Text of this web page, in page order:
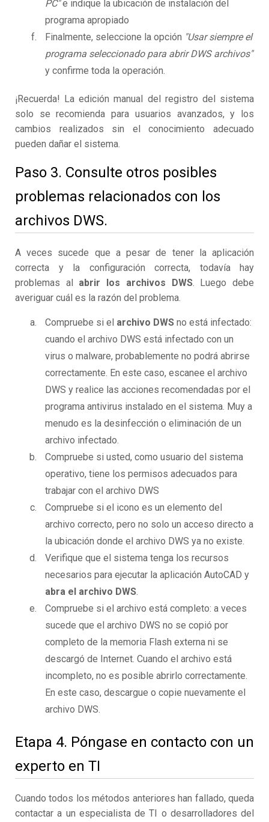
PC"e indique la ubicación de instalación del
programa apropiado
Finalmente, seleccione la opción "Usar siempre el
programa seleccionado para abrir DWS archivos"
y confirme toda la operación.
¡Recuerda! La edición manual del registro del sistema
solo se recomienda para usuarios avanzados, y los
cambios realizados sin el conocimiento adecuado
pueden dañar el sistema.
Paso 3. Consulte otros posibles
problemas relacionados con los
archivos DWS.
A veces sucede que a pesar de tener la aplicación
correcta y la configuración correcta, todavía hay
problemas al abrir los archivos DWS. Luego debe
averiguar cuál es la razón del problema.
Compruebe si el archivo DWS no está infectado:
cuando el archivo DWS está infectado con un
virus o malware, probablemente no podrá abrirse
correctamente. En este caso, escanee el archivo
DWS y realice las acciones recomendadas por el
programa antivirus instalado en el sistema. Muy a
menudo es la desinfección o eliminación de un
archivo infectado.
Compruebe si usted, como usuario del sistema
operativo, tiene los permisos adecuados para
trabajar con el archivo DWS
Compruebe si el icono es un elemento del
archivo correcto, pero no solo un acceso directo a
la ubicación donde el archivo DWS ya no existe.
Verifique que el sistema tenga los recursos
necesarios para ejecutar la aplicación AutoCAD y
abra el archivo DWS.
Compruebe si el archivo está completo: a veces
sucede que el archivo DWS no se copió por
completo de la memoria Flash externa ni se
descargó de Internet. Cuando el archivo está
incompleto, no es posible abrirlo correctamente.
En este caso, descargue o copie nuevamente el
archivo DWS.
Etapa 4. Póngase en contacto con un
experto en TI
Cuando todos los métodos anteriores han fallado, queda
contactar a un especialista de TI o desarrolladores del